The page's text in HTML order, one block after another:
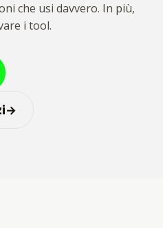
che usi davvero. In più,
i tool.
→